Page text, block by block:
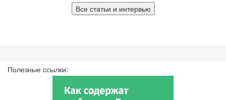
Все статьи и интервью
Полезные ссылки: